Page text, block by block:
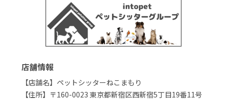
店舗情報
【店舗名】ペットシッターねこまもり
【住所】〒160-0023 東京都新宿区西新宿5丁目19番11号